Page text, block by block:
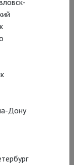
во
–
где
Дону